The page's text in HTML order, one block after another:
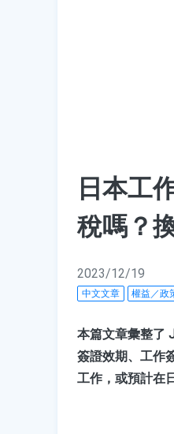
日本工
稅嗎？
2023/12/19
中文文章 權益／政
本篇文章彙整了
簽證效期、工作
工作，或預計在